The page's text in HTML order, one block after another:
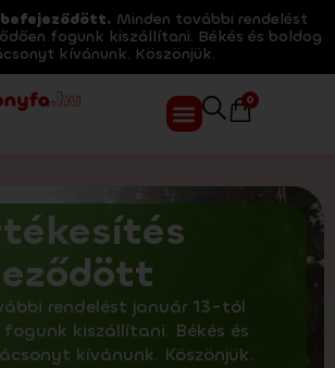
Minden további rendelést
fogunk kiszállítani. Békés és boldog
kívánunk. Köszönjük.
0
rendelést január 13-tól
kiszállítani. Békés és
kívánunk. Köszönjük.